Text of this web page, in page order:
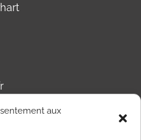
aux